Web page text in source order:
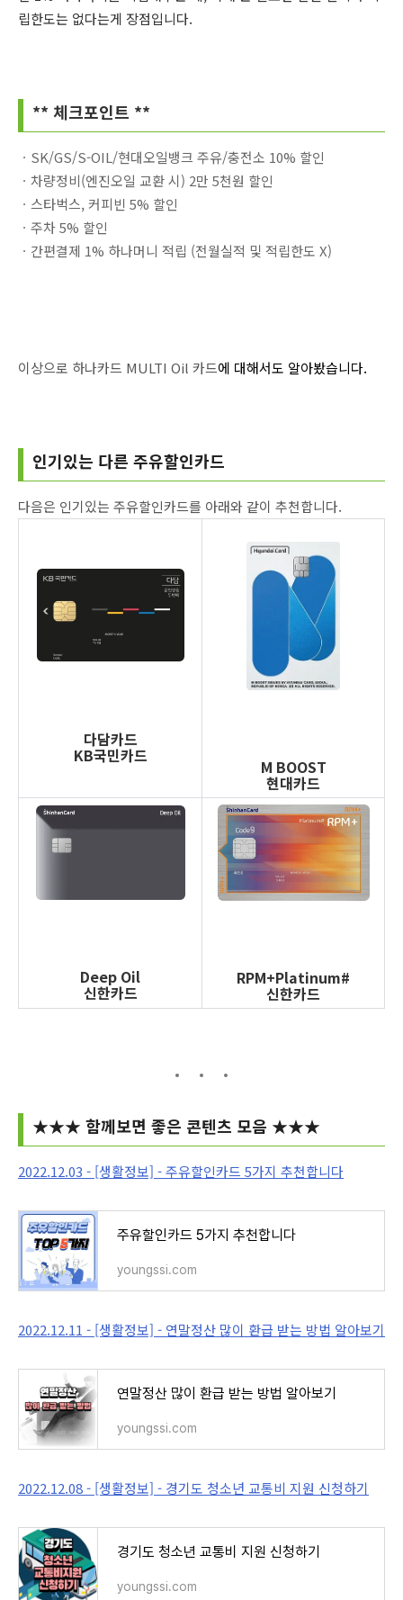
립한도는 없다는게 장점입니다.
** 체크포인트 **
ㆍSK/GS/S-OIL/현대오일뱅크 주유/충전소 10% 할인
ㆍ차량정비(엔진오일 교환 시) 2만 5천원 할인
ㆍ스타벅스, 커피빈 5% 할인
ㆍ주차 5% 할인
ㆍ간편결제 1% 하나머니 적립 (전월실적 및 적립한도 X)
이상으로 하나카드 MULTI Oil 카드에 대해서도 알아봤습니다.
인기있는 다른 주유할인카드
다음은 인기있는 주유할인카드를 아래와 같이 추천합니다.
다담카드
KB국민카드
M BOOST
현대카드
Deep Oil
신한카드
RPM+Platinum#
신한카드
★★★ 함께보면 좋은 콘텐츠 모음 ★★★
2022.12.03 - [생활정보] - 주유할인카드 5가지 추천합니다
주유할인카드 5가지 추천합니다
youngssi.com
2022.12.11 - [생활정보] - 연말정산 많이 환급 받는 방법 알아보기
연말정산 많이 환급 받는 방법 알아보기
youngssi.com
2022.12.08 - [생활정보] - 경기도 청소년 교통비 지원 신청하기
경기도 청소년 교통비 지원 신청하기
youngssi.com